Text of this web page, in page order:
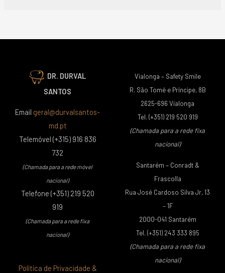
DR. DURVAL
SANTOS
Email geral@durvalsantos-
md.pt
Telemóvel (+315) 916 836
732
(Chamada para a rede móvel
nacional)
Telefone (+351) 219 520
919
(Chamada para a rede fixa
nacional)
Política de Privacidade &
Vialonga – Safety Smile
R. São Tomé e Príncipe, 8B
2625-696 Vialonga
Tel. (+351) 219 520 919
(Chamada para a rede fixa
nacional)
Santarém – Conradt &
Frascolla
Rua José Cardoso Silva Jr, 13
– 1F
2000-041 Santarém
Tel. (+351) 243 333 895
(Chamada para a rede fixa
nacional)